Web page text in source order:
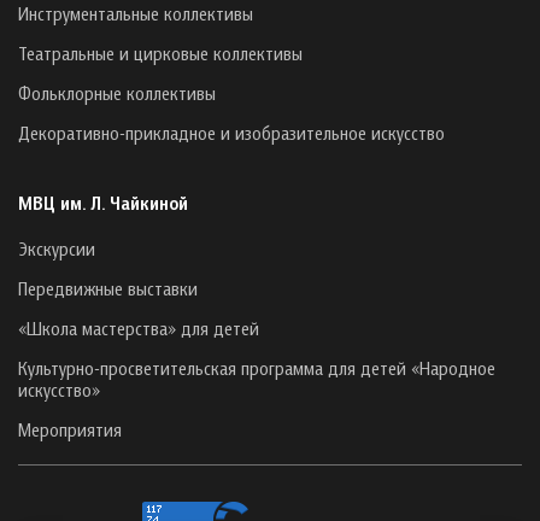
Инструментальные коллективы
Театральные и цирковые коллективы
Фольклорные коллективы
Декоративно-прикладное и изобразительное искусство
МВЦ им. Л. Чайкиной
Экскурсии
Передвижные выставки
«Школа мастерства» для детей
Культурно-просветительская программа для детей «Народное
искусство»
Мероприятия